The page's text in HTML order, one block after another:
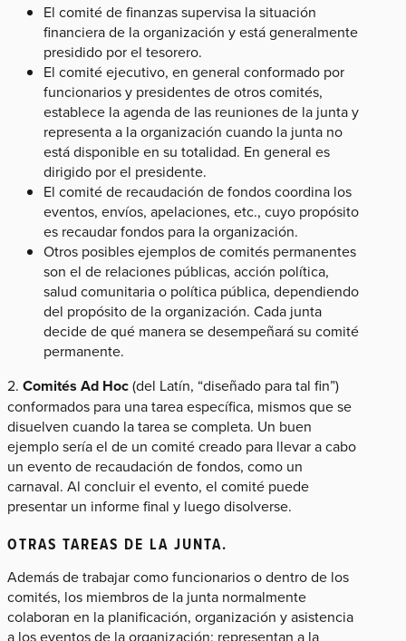
El comité de finanzas supervisa la situación
financiera de la organización y está generalmente
presidido por el tesorero.
El comité ejecutivo, en general conformado por
funcionarios y presidentes de otros comités,
establece la agenda de las reuniones de la junta y
representa a la organización cuando la junta no
está disponible en su totalidad. En general es
dirigido por el presidente.
El comité de recaudación de fondos coordina los
eventos, envíos, apelaciones, etc., cuyo propósito
es recaudar fondos para la organización.
Otros posibles ejemplos de comités permanentes
son el de relaciones públicas, acción política,
salud comunitaria o política pública, dependiendo
del propósito de la organización. Cada junta
decide de qué manera se desempeñará su comité
permanente.
2. Comités Ad Hoc(del Latín, “diseñado para tal fin”)
conformados para una tarea específica, mismos que se
disuelven cuando la tarea se completa. Un buen
ejemplo sería el de un comité creado para llevar a cabo
un evento de recaudación de fondos, como un
carnaval. Al concluir el evento, el comité puede
presentar un informe final y luego disolverse.
OTRAS TAREAS DE LA JUNTA.
Además de trabajar como funcionarios o dentro de los
comités, los miembros de la junta normalmente
colaboran en la planificación, organización y asistencia
a los eventos de la organización; representan a la